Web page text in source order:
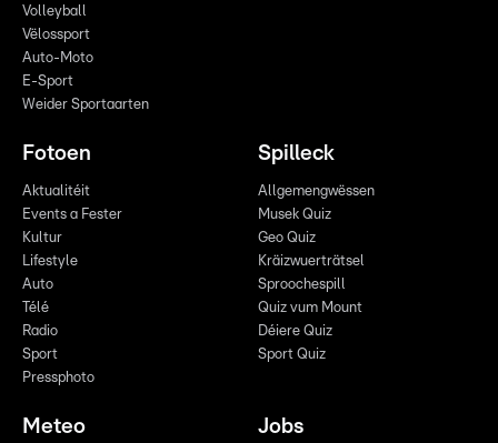
Volleyball
Vëlossport
Auto-Moto
E-Sport
Weider Sportaarten
Fotoen
Aktualitéit
Events a Fester
Kultur
Lifestyle
Auto
Télé
Radio
Sport
Pressphoto
Spilleck
Allgemengwëssen
Musek Quiz
Geo Quiz
Kräizwuerträtsel
Sproochespill
Quiz vum Mount
Déiere Quiz
Sport Quiz
Meteo Jobs